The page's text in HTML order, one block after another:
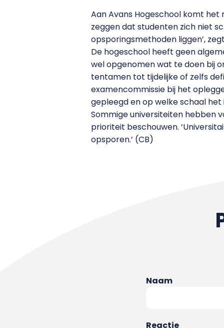
Aan Avans Hogeschool komt
zeggen dat studenten zich niet
opsporingsmethoden liggen’,
De hogeschool heeft geen
wel opgenomen wat te doen bij
tentamen tot tijdelijke of zelfs
examencommissie bij het
gepleegd en op welke schaal het
Sommige universiteiten hebben
prioriteit beschouwen.
opsporen.’ (CB)
Naam
Reactie